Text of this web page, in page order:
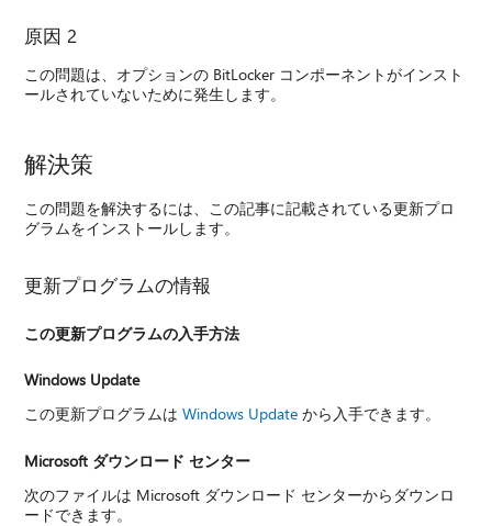
原因 2
この問題は、オプションの BitLocker コンポーネントがインスト
ールされていないために発生します。
解決策
この問題を解決するには、この記事に記載されている更新プロ
グラムをインストールします。
更新プログラムの情報
この更新プログラムの入手方法
Windows Update
この更新プログラムはWindows Update から入手できます。
Microsoft ダウンロード センター
次のファイルは Microsoft ダウンロード センターからダウンロ
ードできます。